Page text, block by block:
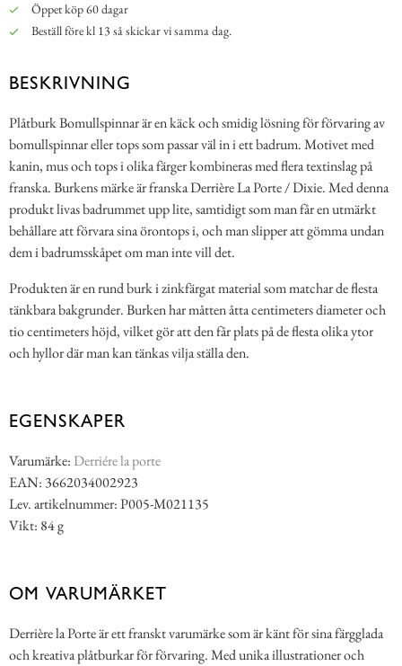
Öppet köp 60 dagar
Beställ före kl 13 så skickar vi samma dag.
BESKRIVNING
Plåtburk Bomullspinnar är en käck och smidig lösning för förvaring av
bomullspinnar eller tops som passar väl in i ett badrum. Motivet med
kanin, mus och tops i olika färger kombineras med flera textinslag på
franska. Burkens märke är franska Derrière La Porte / Dixie. Med denna
produkt livas badrummet upp lite, samtidigt som man får en utmärkt
behållare att förvara sina örontops i, och man slipper att gömma undan
dem i badrumsskåpet om man inte vill det.
Produkten är en rund burk i zinkfärgat material som matchar de flesta
tänkbara bakgrunder. Burken har måtten åtta centimeters diameter och
tio centimeters höjd, vilket gör att den får plats på de flesta olika ytor
och hyllor där man kan tänkas vilja ställa den.
EGENSKAPER
Varumärke: Derriére la porte
EAN: 3662034002923
Lev. artikelnummer: P005-M021135
Vikt: 84 g
OM VARUMÄRKET
Derrière la Porte är ett franskt varumärke som är känt för sina färgglada
och kreativa plåtburkar för förvaring. Med unika illustrationer och